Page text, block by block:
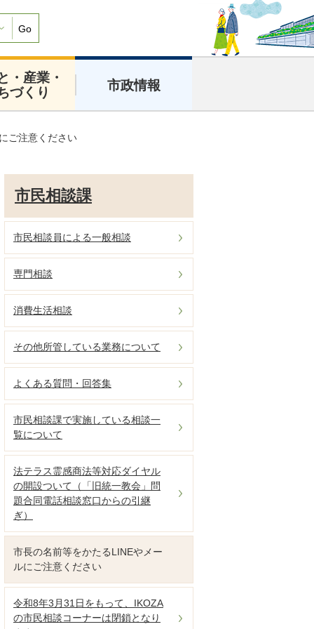
Go
・産業・
づくり
市政情報
ご注意ください
市民相談課
市民相談員による一般相談
専門相談
消費生活相談
その他所管している業務について
よくある質問・回答集
市民相談課で実施している相談一
覧について
法テラス霊感商法等対応ダイヤル
の開設ついて（「旧統一教会」問
題合同電話相談窓口からの引継
ぎ）
市長の名前等をかたるLINEやメー
ルにご注意ください
令和8年3月31日をもって、IKOZA
の市民相談コーナーは閉鎖となり